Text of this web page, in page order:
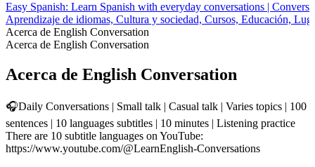
Easy Spanish: Learn Spanish with everyday conversations |
Aprendizaje de idiomas, Cultura y sociedad, Cursos, Educación,
Acerca de English Conversation
Acerca de English Conversation
Acerca de English Conversation
🎧Daily Conversations | Small talk | Casual talk | Varies topics | 100
sentences | 10 languages subtitles | 10 minutes | Listening practice
There are 10 subtitle languages on YouTube:
https://www.youtube.com/@LearnEnglish-Conversations